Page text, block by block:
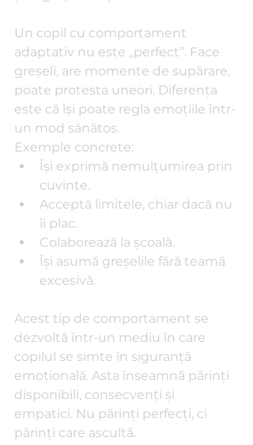
Un copil cu comportament
adaptativ nu este „perfect”. Face
greșeli, are momente de supărare,
poate protesta uneori. Diferența
este că își poate regla emoțiile într-
un mod sănătos.
Exemple concrete:
Își exprimă nemulțumirea prin
cuvinte.
Acceptă limitele, chiar dacă nu
îi plac.
Colaborează la școală.
Își asumă greșelile fără teamă
excesivă.
Acest tip de comportament se
dezvoltă într-un mediu în care
copilul se simte în siguranță
emoțională. Asta înseamnă părinți
disponibili, consecvenți și
empatici. Nu părinți perfecți, ci
părinți care ascultă.